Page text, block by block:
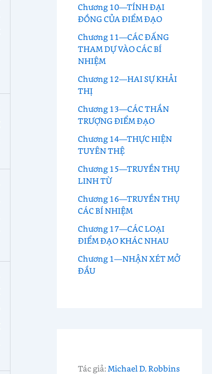
Chương 10—TÍNH ĐẠI
ĐỒNG CỦA ĐIỂM ĐẠO
Chương 11—CÁC ĐẤNG
THAM DỰ VÀO CÁC BÍ
NHIỆM
Chương 12—HAI SỰ KHẢI
THỊ
Chương 13—CÁC THẦN
TRƯỢNG ĐIỂM ĐẠO
Chương 14—THỰC HIỆN
TUYÊN THỆ
Chương 15—TRUYỀN THỤ
LINH TỪ
Chương 16—TRUYỀN THỤ
CÁC BÍ NHIỆM
Chương 17—CÁC LOẠI
ĐIỂM ĐẠO KHÁC NHAU
Chương 1—NHẬN XÉT MỞ
ĐẦU
Tác giả: Michael D. Robbins